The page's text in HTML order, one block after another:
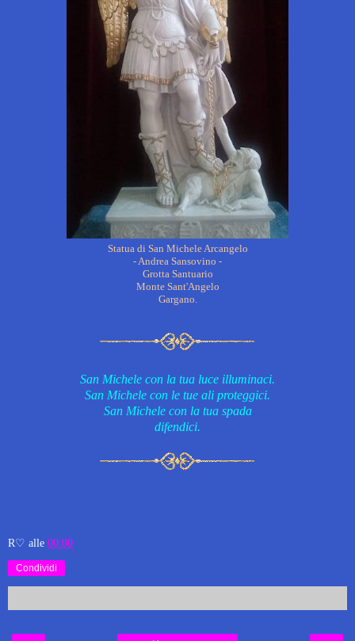
Statua di San Michele Arcangelo
- Andrea Sansovino -
Grotta Santuario
Monte Sant'Angelo
Gargano.
San Michele con la tua luce illuminaci.
San Michele con le tue ali proteggici.
San Michele con la tua spada
difendici.
R♡ alle 00:00
Condividi